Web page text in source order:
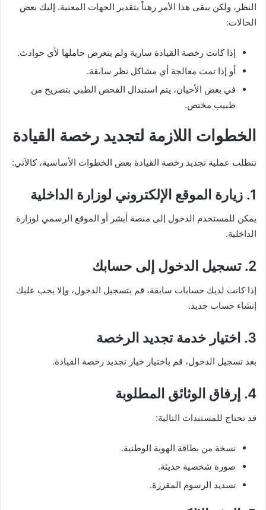
النظر، ولكن يبقى هذا الأمر رهناً بتقدير الجهات المعنية. إليك بعض
الحالات:
إذا كانت رخصة القيادة سارية ولم يتعرض حاملها لأي حوادث.
أو إذا تمت معالجة أي مشاكل نظر سابقة.
في بعض الأحيان، يتم استبدال الفحص الطبي بتصريح من
طبيب مختص.
الخطوات اللازمة لتجديد رخصة القيادة
تتطلب عملية تجديد رخصة القيادة بعض الخطوات الأساسية، كالآتي:
1. زيارة الموقع الإلكتروني لوزارة الداخلية
يمكن للمستخدم الدخول إلى منصة أبشر أو الموقع الرسمي لوزارة
الداخلية.
2. تسجيل الدخول إلى حسابك
إذا كانت لديك حسابات سابقة، قم بتسجيل الدخول، وإلا يجب عليك
إنشاء حساب جديد.
3. اختيار خدمة تجديد الرخصة
بعد تسجيل الدخول، قم باختيار خيار تجديد رخصة القيادة.
4. إرفاق الوثائق المطلوبة
قد تحتاج للمستندات التالية:
نسخة من بطاقة الهوية الوطنية.
صورة شخصية حديثة.
تسديد الرسوم المقررة.